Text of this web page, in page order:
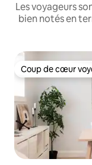
Les voyageurs
bien notés en
Coup de cœur
Coup de cœur